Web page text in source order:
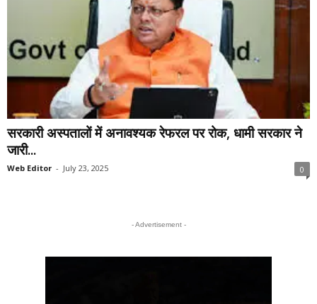
सरकारी अस्पतालों में अनावश्यक रेफरल पर रोक, धामी सरकार ने
जारी...
Web Editor - July 23, 2025 0
- Advertisement -